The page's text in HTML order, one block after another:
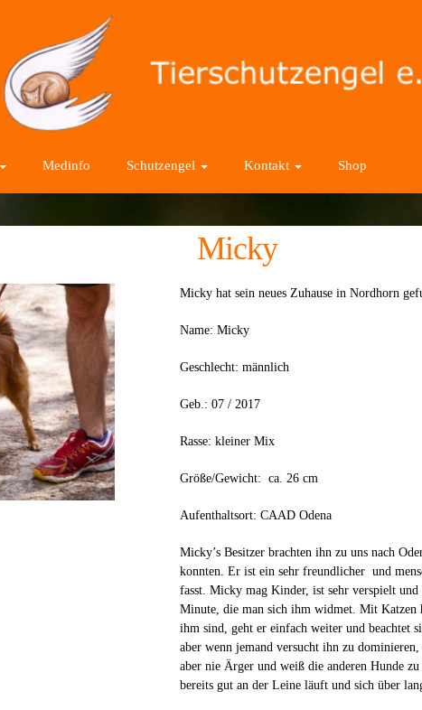
Medinfo Schutzengel Kontakt Shop
Micky
Micky hat sein neues Zuhause in Nordhorn
Name: Micky
Geschlecht: männlich
Geb.: 07 / 2017
Rasse: kleiner Mix
Größe/Gewicht: ca. 26 cm
Aufenthaltsort: CAAD Odena
Micky’s Besitzer brachten ihn zu uns nach
konnten. Er ist ein sehr freundlicher und
fasst. Micky mag Kinder, ist sehr verspielt
Minute, die man sich ihm widmet. Mit Katzen
ihm sind, geht er einfach weiter und beachtet
aber wenn jemand versucht ihn zu
aber nie Ärger und weiß die anderen Hunde
bereits gut an der Leine läuft und sich über